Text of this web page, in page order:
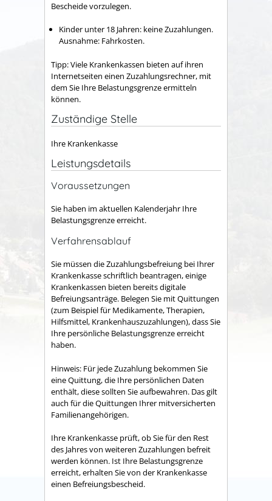
Bescheide vorzulegen.
Kinder unter 18 Jahren: keine Zuzahlungen.
Ausnahme: Fahrkosten.
Tipp:Viele Krankenkassen bieten auf ihren
Internetseiten einen Zuzahlungsrechner, mit
dem Sie Ihre Belastungsgrenze ermitteln
können.
Zuständige Stelle
Ihre Krankenkasse
Leistungsdetails
Voraussetzungen
Sie haben im aktuellen Kalenderjahr Ihre
Belastungsgrenze erreicht.
Verfahrensablauf
Sie müssen die Zuzahlungsbefreiung bei Ihrer
Krankenkasse schriftlich beantragen, einige
Krankenkassen bieten bereits digitale
Befreiungsanträge. Belegen Sie mit Quittungen
(zum Beispielfür Medikamente, Therapien,
Hilfsmittel, Krankenhauszuzahlungen), dass Sie
Ihre persönliche Belastungsgrenze erreicht
haben.
Hinweis: Für jede Zuzahlung bekommen Sie
eine Quittung, die Ihre persönlichen Daten
enthält, diese sollten Sie aufbewahren. Das gilt
auch für die Quittungen Ihrer mitversicherten
Familienangehörigen.
Ihre Krankenkasse prüft, ob Sie für den Rest
des Jahres von weiteren Zuzahlungen befreit
werden können. Ist Ihre Belastungsgrenze
erreicht, erhalten Sie von der Krankenkasse
einen Befreiungsbescheid.